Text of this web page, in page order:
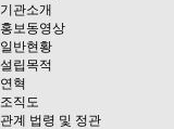
기관소개
홍보동영상
일반현황
설립목적
연혁
조직도
관계 법령 및 정관